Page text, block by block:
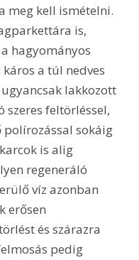
meg kell ismételni.
is,
hagyományos
a túl nedves
lakkozott
feltörléssel,
polírozással sokáig
is alig
regeneráló
víz azonban
erősen
és szárazra
pedig